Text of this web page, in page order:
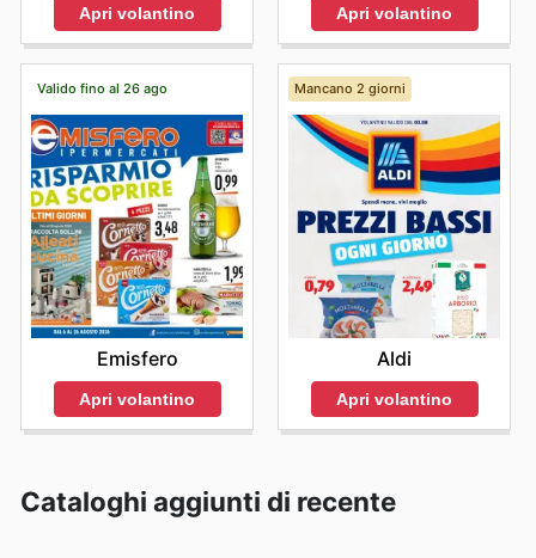
Apri volantino Apri volantino
Valido fino al 26 ago
Emisfero
Apri volantino
Mancano 2 giorni
Aldi
Apri volantino
Cataloghi aggiunti di recente